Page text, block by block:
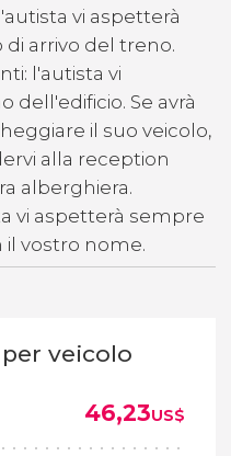
vi aspetterà
arrivo del treno.
l'autista vi
dell'edificio. Se avrà
il suo veicolo,
alla reception
alberghiera.
vi aspetterà sempre
vostro nome.
veicolo
46,23US$